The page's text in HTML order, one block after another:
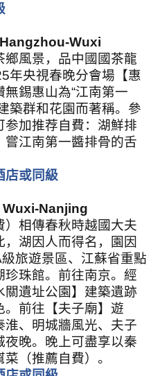
Hangzhou-Wuxi
鄉風景，品中國國茶龍
年央視春晚分會場【惠
無錫惠山為“江南第一
築群和花園而著稱。參
加推荐自費：湖鮮排
嘗江南第一醬排骨的舌
店或同級
Wuxi-Nanjing
）相傳春秋時越國大夫
湖因人而得名，園因
級旅遊景區、江蘇省重點
珍珠館。前往南京。經
關遺址公園】建築遺跡
。前往【夫子廟】遊
淮、明城牆風光、夫子
夜晚。晚上可盡享以秦
（推薦自費）。